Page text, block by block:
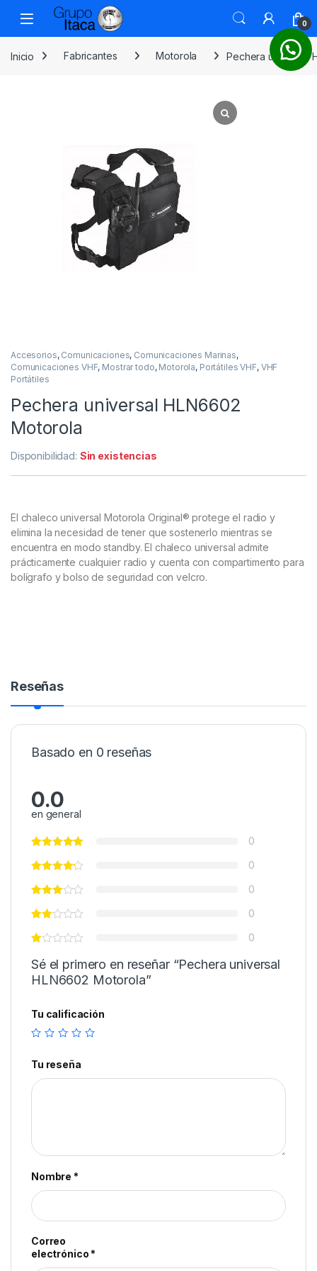
0
Inicio Fabricantes Motorola Pechera universal
Accesorios, Comunicaciones, Comunicaciones Marinas,
Comunicaciones VHF, Mostrar todo, Motorola, Portátiles VHF, VHF
Portátiles
Pechera universal HLN6602
Motorola
Disponibilidad: Sin existencias
El chaleco universal Motorola Original® protege el radio y
elimina la necesidad de tener que sostenerlo mientras se
encuentra en modo standby. El chaleco universal admite
prácticamente cualquier radio y cuenta con compartimento para
bolígrafo y bolso de seguridad con velcro.
Reseñas
Basado en 0 reseñas
0.0
en general
0
0
0
0
0
Sé el primero en reseñar “Pechera universal
HLN6602 Motorola”
Tu calificación
Tu reseña
Nombre*
Correo
electrónico*